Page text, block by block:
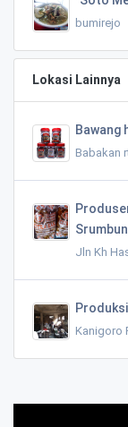
bumirejo
Lokasi Lainnya
Bawang
Babakan
Jln Kh
Kanigoro